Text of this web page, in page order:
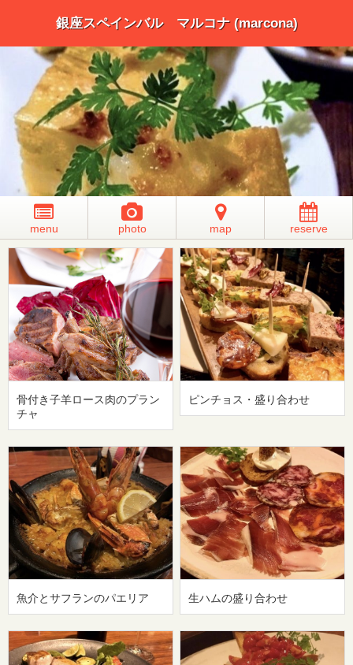
銀座スペインバル マルコナ (marcona)
menu photo map reserve
骨付き子羊ロース肉のプラン
チャ
ピンチョス・盛り合わせ
魚介とサフランのパエリア 生ハムの盛り合わせ